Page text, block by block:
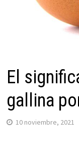
El
gallina
10 noviembre, 2021